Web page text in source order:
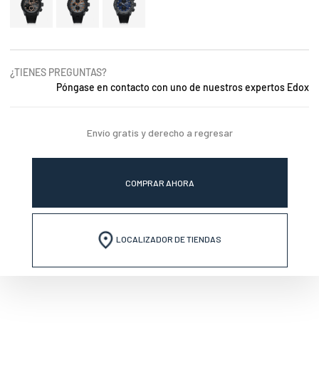
¿TIENES PREGUNTAS?
Póngase en contacto con uno de nuestros expertos Edox
Envío gratis y derecho a regresar
COMPRAR AHORA
LOCALIZADOR DE TIENDAS